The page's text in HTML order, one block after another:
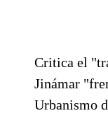
Critica el
Jinámar
Urbanismo